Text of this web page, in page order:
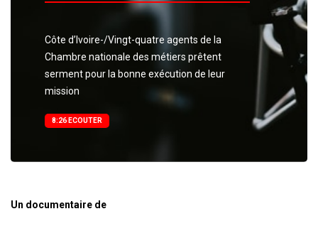
Côte d’Ivoire-/Vingt-quatre agents de la
Chambre nationale des métiers prêtent
serment pour la bonne exécution de leur
mission
8:26 ECOUTER
Un documentaire de